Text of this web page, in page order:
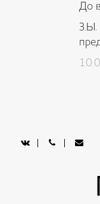
До
З.Ы.